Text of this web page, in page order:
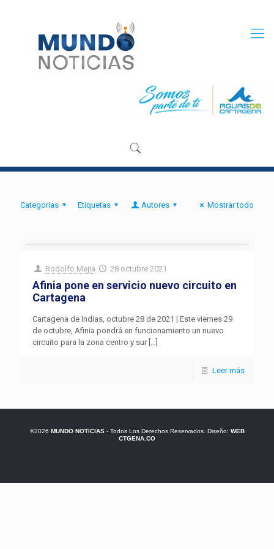
Categorias Etiquetas Autores Mostrar todo
Rodolfo Mejia 28 octubre 2021
Afinia pone en servicio nuevo circuito en
Cartagena
Cartagena de Indias, octubre 28 de 2021 | Este viernes 29
de octubre, Afinia pondrá en funcionamiento un nuevo
circuito para la zona centro y sur[…]
Leer más
©2026 MUNDO NOTICIAS- Todos Los Derechos Reservados. Diseño: WEB
CTGENA.CO